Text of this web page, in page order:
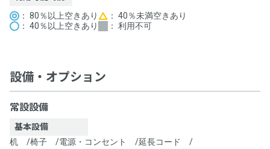
： 80％以上空きあり
： 40％以上空きあり
： 40％未満空きあり
： 利用不可
設備・オプション
常設設備
基本設備
机 /椅子 /電源・コンセント /延長コード
/